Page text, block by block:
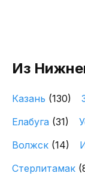
Из
Казань (130)
Елабуга (31)
Волжск (14)
Стерлитамак